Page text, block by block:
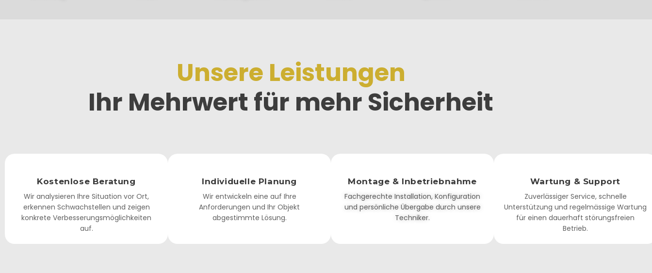
Unsere Leistungen
Ihr Mehrwert für mehr Sicherheit
Kostenlose Beratung
Wir analysieren Ihre Situation vor Ort,
erkennen Schwachstellen und zeigen
konkrete Verbesserungsmöglichkeiten
auf.
Individuelle Planung
Wir entwickeln eine auf Ihre
Anforderungen und Ihr Objekt
abgestimmte Lösung.
Montage & Inbetriebnahme
Fachgerechte Installation, Konfiguration
und persönliche Übergabe durch unsere
Techniker.
Wartung & Support
Zuverlässiger Service, schnelle
Unterstützung und regelmässige Wartung
für einen dauerhaft störungsfreien
Betrieb.